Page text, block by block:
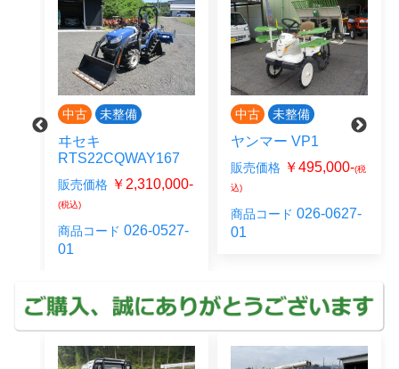
中古 未整備
ヰセキ
RTS22CQWAY167
販売価格 ￥2,310,000-
(税込)
商品コード 026-0527-
01
中古 未整備
ヤンマー VP1
販売価格 ￥495,000-(税
込)
商品コード 026-0627-
01